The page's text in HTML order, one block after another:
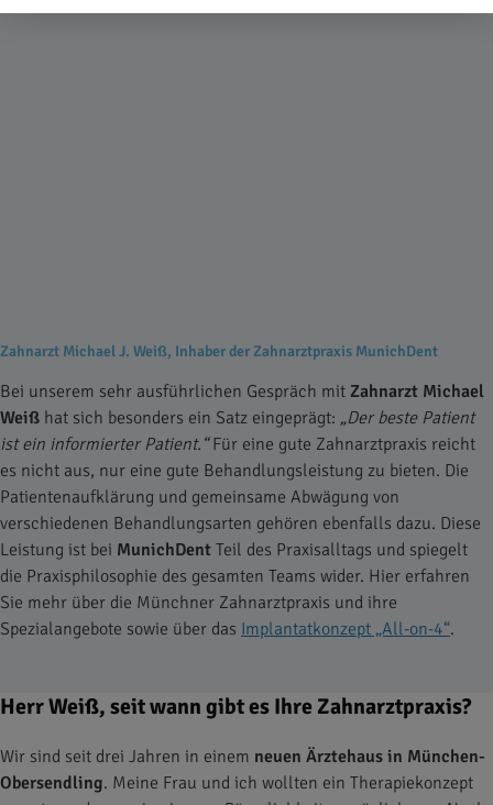
Zahnarzt Michael J. Weiß, Inhaber der Zahnarztpraxis MunichDent
Bei unserem sehr ausführlichen Gespräch mit Zahnarzt Michael
Weiß hat sich besonders ein Satz eingeprägt: „Der beste Patient
ist ein informierter Patient.“Für eine gute Zahnarztpraxis reicht
es nicht aus, nur eine gute Behandlungsleistung zu bieten. Die
Patientenaufklärung und gemeinsame Abwägung von
verschiedenen Behandlungsarten gehören ebenfalls dazu. Diese
Leistung ist bei MunichDent Teil des Praxisalltags und spiegelt
die Praxisphilosophie des gesamten Teams wider. Hier erfahren
Sie mehr über die Münchner Zahnarztpraxis und ihre
Spezialangebote sowie über das Implantatkonzept „All-on-4“.
Herr Weiß, seit wann gibt es Ihre Zahnarztpraxis?
Wir sind seit drei Jahren in einem neuen Ärztehaus in München-
Obersendling. Meine Frau und ich wollten ein Therapiekonzept